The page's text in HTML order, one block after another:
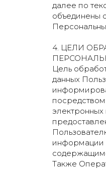
далее по
объединены
4. ЦЕЛИ
Цель
данных
информации
Также